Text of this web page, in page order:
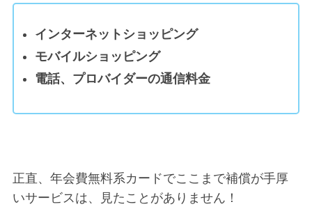
インターネットショッピング
モバイルショッピング
電話、プロバイダーの通信料金
正直、年会費無料系カードでここまで補償が手厚
いサービスは、見たことがありません！